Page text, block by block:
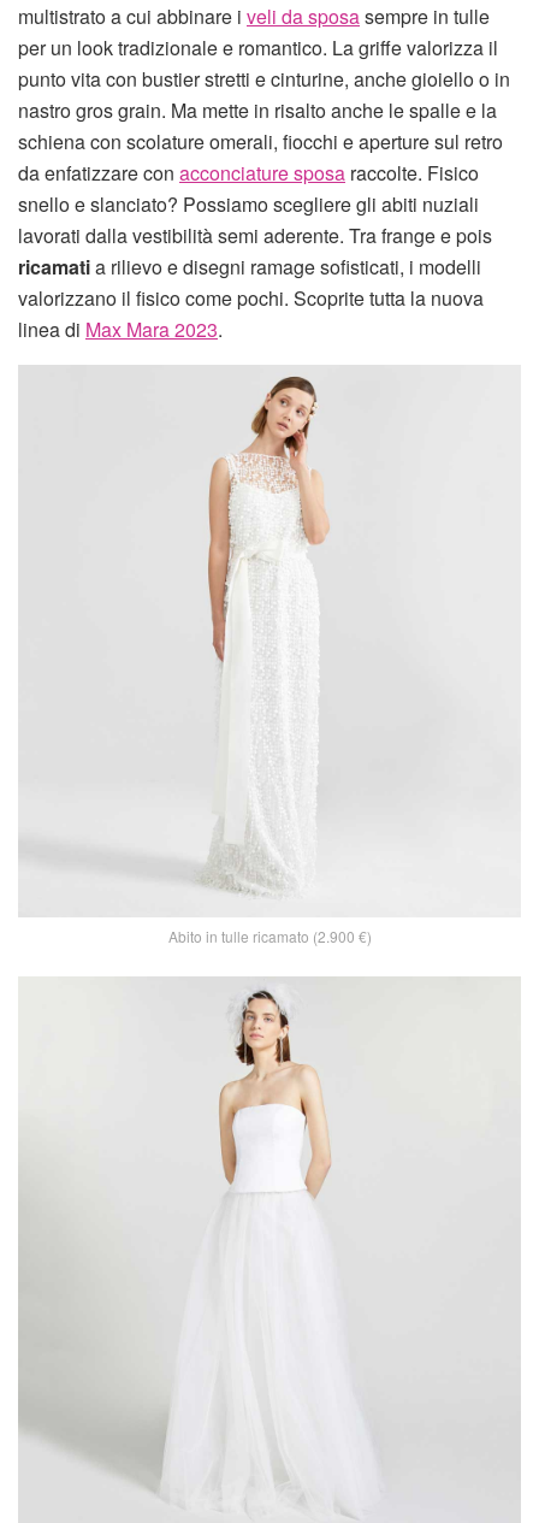
multistrato a cui abbinare i veli da sposasempre in tulle
per un look tradizionale e romantico. La griffe valorizza il
punto vita con bustier stretti e cinturine, anche gioiello o in
nastro gros grain. Ma mette in risalto anche le spalle e la
schiena con scolature omerali, fiocchi e aperture sul retro
da enfatizzare con acconciature sposa raccolte. Fisico
snello e slanciato? Possiamo scegliere gli abiti nuziali
lavorati dalla vestibilità semi aderente. Tra frange e pois
ricamatia rilievo e disegni ramage sofisticati, i modelli
valorizzano il fisico come pochi. Scoprite tutta la nuova
linea di Max Mara 2023.
Abito in tulle ricamato (2.900 €)